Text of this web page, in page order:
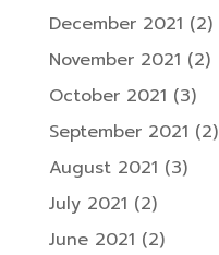
December 2021 (2)
November 2021 (2)
October 2021 (3)
September 2021 (2)
August 2021 (3)
July 2021 (2)
June 2021 (2)